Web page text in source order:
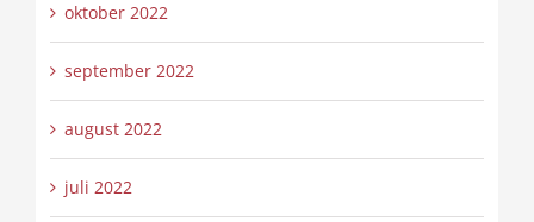
oktober 2022
september 2022
august 2022
juli 2022